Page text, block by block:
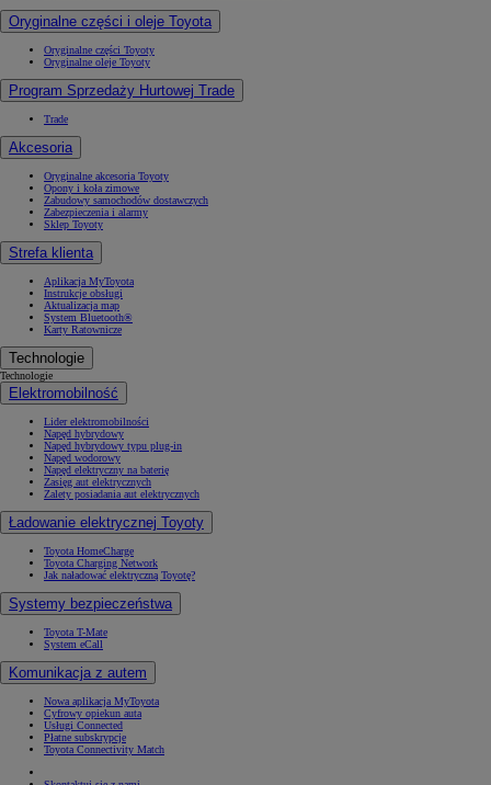
Oryginalne części i oleje Toyota
Oryginalne części Toyoty
Oryginalne oleje Toyoty
Program Sprzedaży Hurtowej Trade
Trade
Akcesoria
Oryginalne akcesoria Toyoty
Opony i koła zimowe
Zabudowy samochodów dostawczych
Zabezpieczenia i alarmy
Sklep Toyoty
Strefa klienta
Aplikacja MyToyota
Instrukcje obsługi
Aktualizacja map
System Bluetooth®
Karty Ratownicze
Technologie
Technologie
Elektromobilność
Lider elektromobilności
Napęd hybrydowy
Napęd hybrydowy typu plug-in
Napęd wodorowy
Napęd elektryczny na baterię
Zasięg aut elektrycznych
Zalety posiadania aut elektrycznych
Ładowanie elektrycznej Toyoty
Toyota HomeCharge
Toyota Charging Network
Jak naładować elektryczną Toyotę?
Systemy bezpieczeństwa
Toyota T-Mate
System eCall
Komunikacja z autem
Nowa aplikacja MyToyota
Cyfrowy opiekun auta
Usługi Connected
Płatne subskrypcje
Toyota Connectivity Match